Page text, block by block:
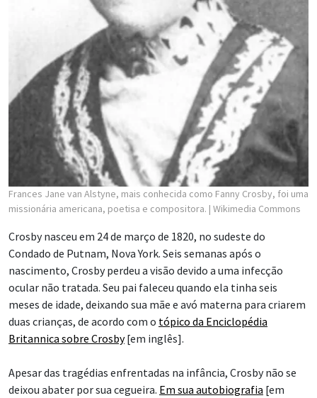
Frances Jane van Alstyne, mais conhecida como Fanny Crosby, foi uma
missionária americana, poetisa e compositora. | Wikimedia Commons
Crosby nasceu em 24 de março de 1820, no sudeste do
Condado de Putnam, Nova York. Seis semanas após o
nascimento, Crosby perdeu a visão devido a uma infecção
ocular não tratada. Seu pai faleceu quando ela tinha seis
meses de idade, deixando sua mãe e avó materna para criarem
duas crianças, de acordo com o tópico da Enciclopédia
Britannica sobre Crosby[em inglês].
Apesar das tragédias enfrentadas na infância, Crosby não se
deixou abater por sua cegueira. Em sua autobiografia [em